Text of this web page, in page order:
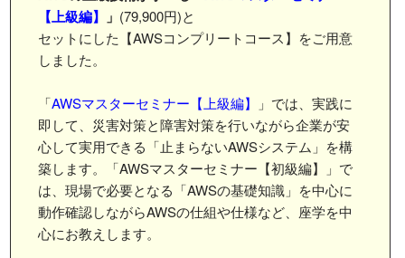
【上級編】 」 (79,900円)と
セットにした【AWSコンプリートコース】をご用意
しました。
「AWSマスターセミナー【上級編】
」では、実践に
即して、災害対策と障害対策を行いながら企業が安
心して実用できる「止まらないAWSシステム」を構
築します。「AWSマスターセミナー【初級編】」で
は、現場で必要となる「AWSの基礎知識」を中心に
動作確認しながらAWSの仕組や仕様など、座学を中
心にお教えします。